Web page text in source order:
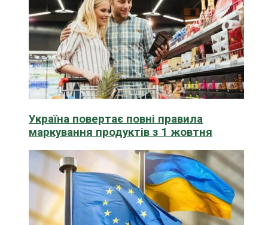
Україна повертає повні правила
маркування продуктів з 1 жовтня